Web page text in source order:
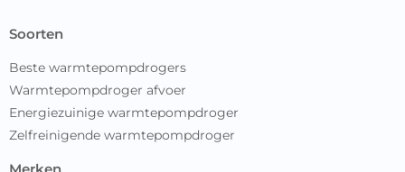
soorten
Beste warmtepompdrogers
Warmtepompdroger afvoer
Energiezuinige warmtepompdroger
Zelfreinigende warmtepompdroger